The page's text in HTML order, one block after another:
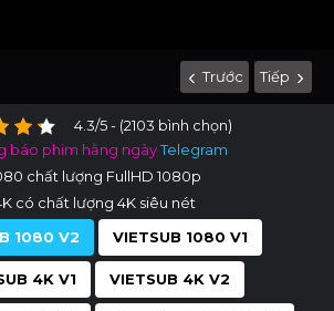
Trước Tiếp
4.3/5 - (2103 bình chọn)
báo phim hằng ngàyTelegram
chất lượng FullHD 1080p
có chất lượng 4K siêu nét
1080 V2
VIETSUB 1080 V1
4K V1 VIETSUB 4K V2